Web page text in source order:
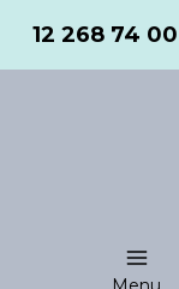
12 268 74 00